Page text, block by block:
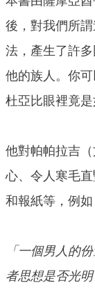
後，對我們所
法，產生了許
他的族人。你
杜亞比眼裡竟
他對帕帕拉吉
心、令人寒毛
和報紙等，例如
「一個男人的
者思想是否光